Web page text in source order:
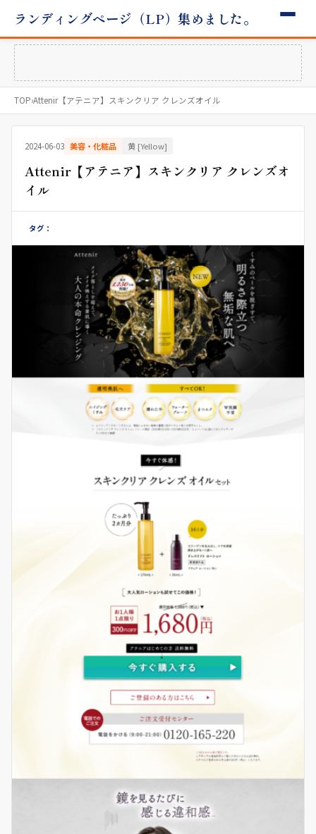
ランディングページ（LP）集めました。
TOP›Attenir【アテニア】スキンクリア クレンズオイル
2024-06-03 美容・化粧品 黄 [Yellow]
Attenir【アテニア】スキンクリア クレンズオ
イル
タグ：